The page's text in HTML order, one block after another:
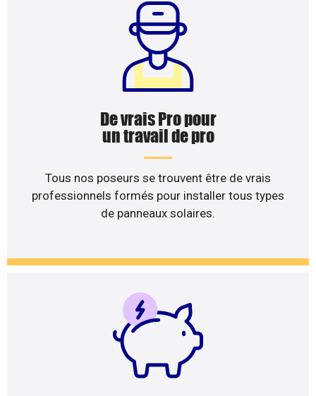
De vrais Pro pour
un travail de pro
Tous nos poseurs se trouvent être de vrais
professionnels formés pour installer tous types
de panneaux solaires.